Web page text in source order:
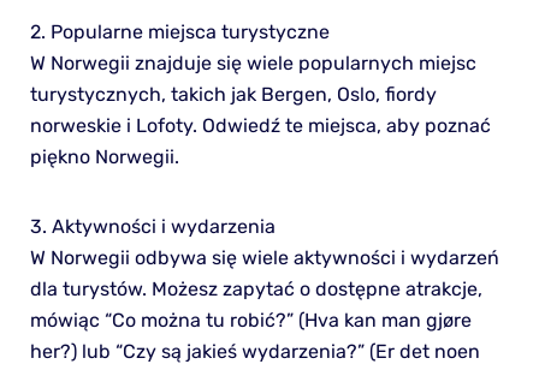
2. Popularne miejsca turystyczne
W Norwegii znajduje się wiele popularnych miejsc
turystycznych, takich jak Bergen, Oslo, fiordy
norweskie i Lofoty. Odwiedź te miejsca, aby poznać
piękno Norwegii.
3. Aktywności i wydarzenia
W Norwegii odbywa się wiele aktywności i wydarzeń
dla turystów. Możesz zapytać o dostępne atrakcje,
mówiąc “Co można tu robić?” (Hva kan man gjøre
her?) lub “Czy są jakieś wydarzenia?” (Er det noen